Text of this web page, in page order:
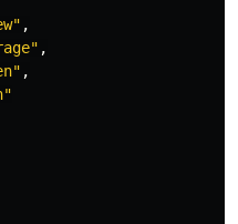
" ,
" ,
" ,
"